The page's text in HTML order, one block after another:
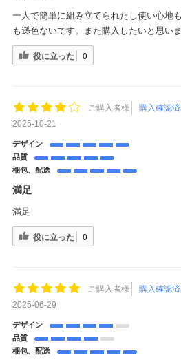
一人で簡単に組み立てられたし使い心地
も遜色ないです。また購入したいと思いま
役に立った 0
ご購入者様
購入確認
2025-10-21
デザイン
品質
梱包、配送
満足
満足
役に立った 0
ご購入者様
購入確認
2025-06-29
デザイン
品質
梱包、配送